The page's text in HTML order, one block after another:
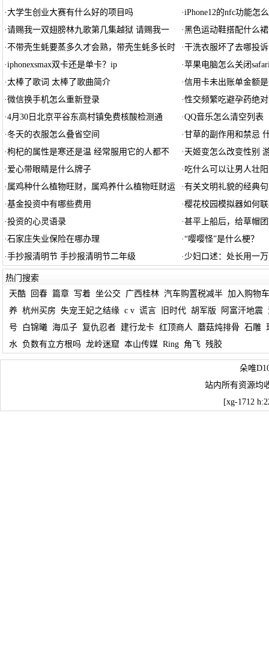
·大学生创业大赛有什么好的项目吗 ·iPhone12的nfc功能怎
·请赐我一双翅膀林九歌第几集越狱 请赐我一 ·黑色运动鞋搭配什么
·不带壳生蚝要蒸多久才会熟，带壳生蚝多长时 ·干洗衣服坏了去哪投诉
·iphonexsmax双卡还是单卡？ip ·苹果电脑怎么关闭
·太棒了歌词 太棒了歌曲简介 ·信用卡未出账单金额
·微信换手机怎么重新登录 ·性交频繁吃避孕药绝
·4月30日北京平谷东高村镇免费核酸检测通 ·QQ音乐怎么清空列表
·冬天的衣服怎么叠省空间 ·甘草的副作用和禁忌
·枸杞的属性是寒还是温 经常服用它的人都不 · 天姬变怎么改变性别
· 爱心带眼睛是什么牌子 · 吃什么可以让男人壮
· 属鸡种什么植物旺财，属鸡养什么植物旺财运 ·有关文明礼貌的经典
·基金投资中有哪些费用 ·樱花校园模拟器如何
·投资的心灵语录 ·甚平上船后，给草帽
·石家庄失业保险在哪办理 ·“嘤嘤怪”是什么梗？
·手抄报清明节 手抄报清明节二年级 · 少妇口述：处长用一
热门搜索
天酷
回春 篇章 写着 坐公交 广西桂林 汽车购置税减半 加入购物车
养 杭州买房 失宠王妃之结缘 c v 谎言 旧时代 胡军版 阿富汗地震
号
白锦曦 海瓜子 复仇忍者 建行龙卡 红顶商人 蘑菇炖排骨 石雕
水
负数有立方根吗 龙岭迷窟 本山传媒 Ring 角飞 残胶
朵唯
站内所有资源均
[xg-1712